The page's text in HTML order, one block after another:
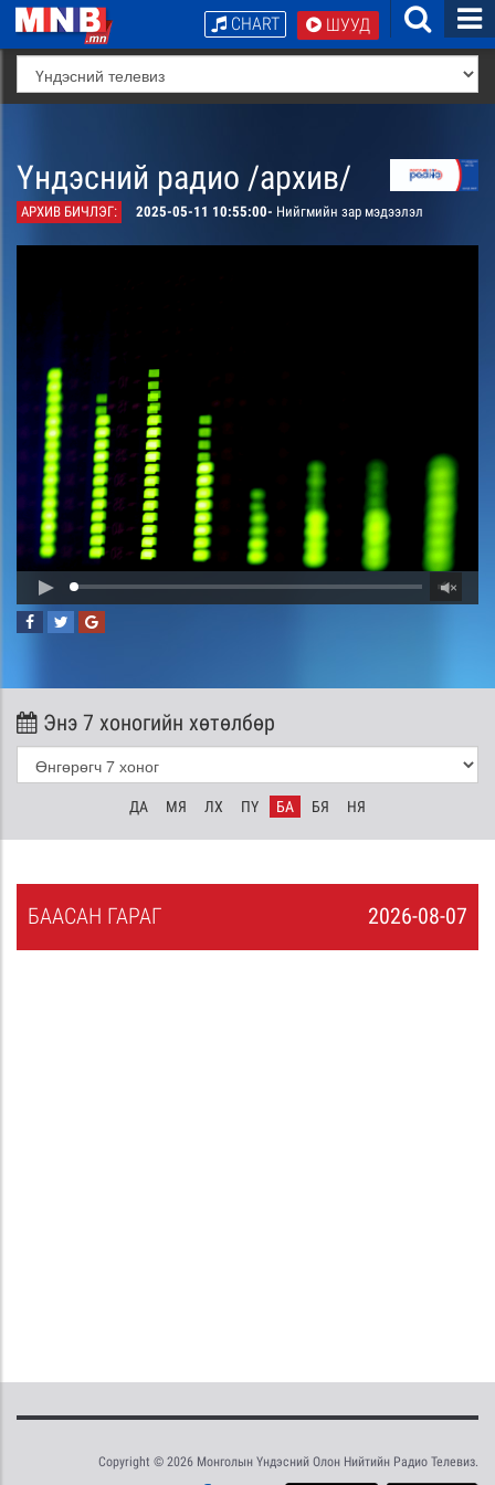
ШУУД
CHART
Үндэсний радио /архив/
АРХИВ БИЧЛЭГ: 2025-05-11 10:55:00- Нийгмийн зар мэдээлэл
Энэ 7 хоногийн хөтөлбөр
ДА МЯ ЛХ ПҮ БА БЯ НЯ
2026-08-07
БААСАН ГАРАГ
Copyright © 2026 Монголын Үндэсний Олон Нийтийн Радио Телевиз.